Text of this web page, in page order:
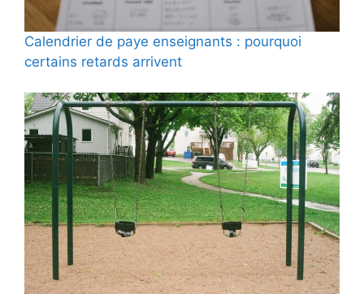
Calendrier de paye enseignants : pourquoi
certains retards arrivent